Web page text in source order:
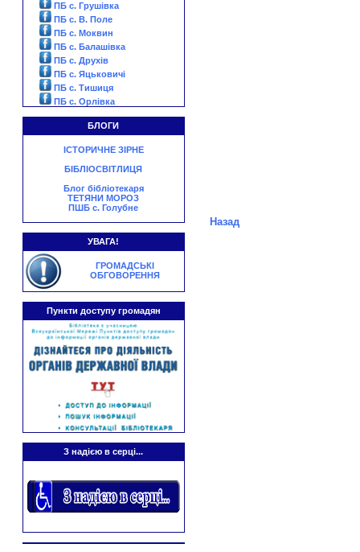
ПБ с. Грушівка
ПБ с. В. Поле
ПБ с. Моквин
ПБ с. Балашівка
ПБ с. Друхів
ПБ с. Яцьковичі
ПБ с. Тишиця
ПБ с. Орлівка
БЛОГИ
ІСТОРИЧНЕ ЗІРНЕ
БІБЛІОСВІТЛИЦЯ
Блог бібліотекаря
ТЕТЯНИ МОРОЗ
ПШБ с. Голубне
УВАГА!
ГРОМАДСЬКІ
ОБГОВОРЕННЯ
Пункти доступу громадян
З надією в серці...
Назад